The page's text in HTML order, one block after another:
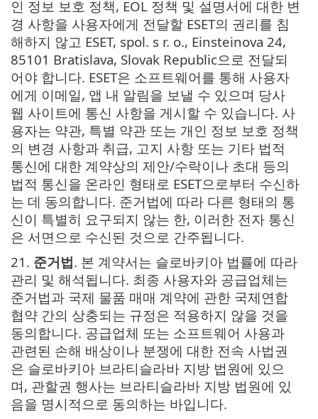
인 정보 보호 정책, EOL 정책 및 설명서에 대한 변
경 사항을 사용자에게 전달할 ESET의 권리를 침
해하지 않고 ESET, spol. s r. o., Einsteinova 24,
85101 Bratislava, Slovak Republic으로 전달되
어야 합니다. ESET은 소프트웨어를 통해 사용자
에게 이메일, 앱 내 알림을 보낼 수 있으며 당사
웹 사이트에 통신 사항을 게시할 수 있습니다. 사
용자는 약관, 특별 약관 또는 개인 정보 보호 정책
의 변경 사항과 취급, 고지 사항 또는 기타 법적
통신에 대한 계약상의 제안/수락이나 초대 등의
법적 통신을 온라인 형태로 ESET으로부터 수신하
는 데 동의합니다. 준거법에 따라 다른 형태의 통
신이 특별히 요구되지 않는 한, 이러한 전자 통신
은 서면으로 수신된 것으로 간주됩니다.
21. 준거법. 본 계약서는 슬로바키아 법률에 따라
관리 및 해석됩니다. 최종 사용자와 공급업체는
준거법과 국제 물품 매매 계약에 관한 국제연합
협약 간의 상충되는 규정은 적용하지 않을 것을
동의합니다. 공급업체 또는 소프트웨어 사용과
관련된 손해 배상이나 분쟁에 대한 전속 사법권
은 슬로바키아 브라티슬라바 지방 법원에 있으
며, 관할권 행사는 브라티슬라바 지방 법원에 있
음을 명시적으로 동의하는 바입니다.